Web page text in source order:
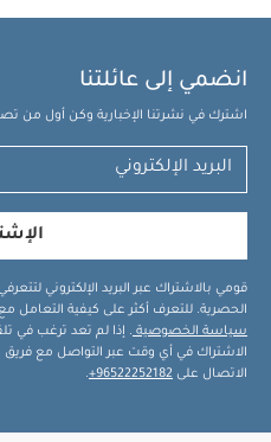
انضمي إلى عائلتنا
اشترك في نشرتنا الإخبارية وكن أول من
قومي بالاشتراك عبر البريد الإلكتروني
الحصرية. للتعرف أكثر على كيفية التعامل
سياسة الخصوصية . إذا لم تعد ترغب في
الاشتراك في أي وقت عبر التواصل مع فريق
الاتصال على 96522252182+
.